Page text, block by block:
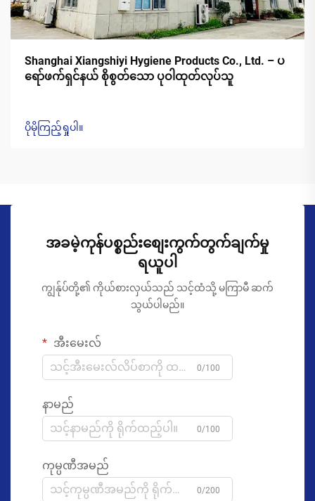
Shanghai Xiangshiyi Hygiene Products Co., Ltd. – ပ
ရော်ဖက်ရှင်နယ် စိုစွတ်သော ပုဝါထုတ်လုပ်သူ
ပိုမိုကြည့်ရှုပါ။
အခမဲ့ကုန်ပစ္စည်းစျေးကွက်တွက်ချက်မှု
ရယူပါ
ကျွန်ုပ်တို့၏ ကိုယ်စားလှယ်သည် သင့်ထံသို့ မကြာမီ ဆက်
သွယ်ပါမည်။
အီးမေးလ်
0/100
နာမည်
0/100
ကုမ္ပဏီအမည်
0/200